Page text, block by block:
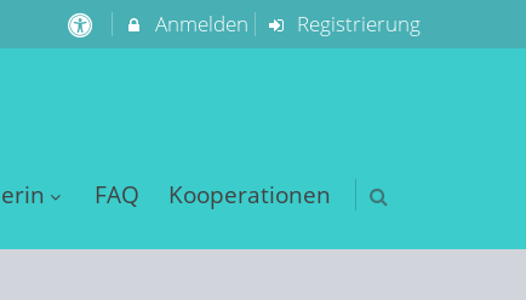
Anmelden Registrierung
FAQ Kooperationen